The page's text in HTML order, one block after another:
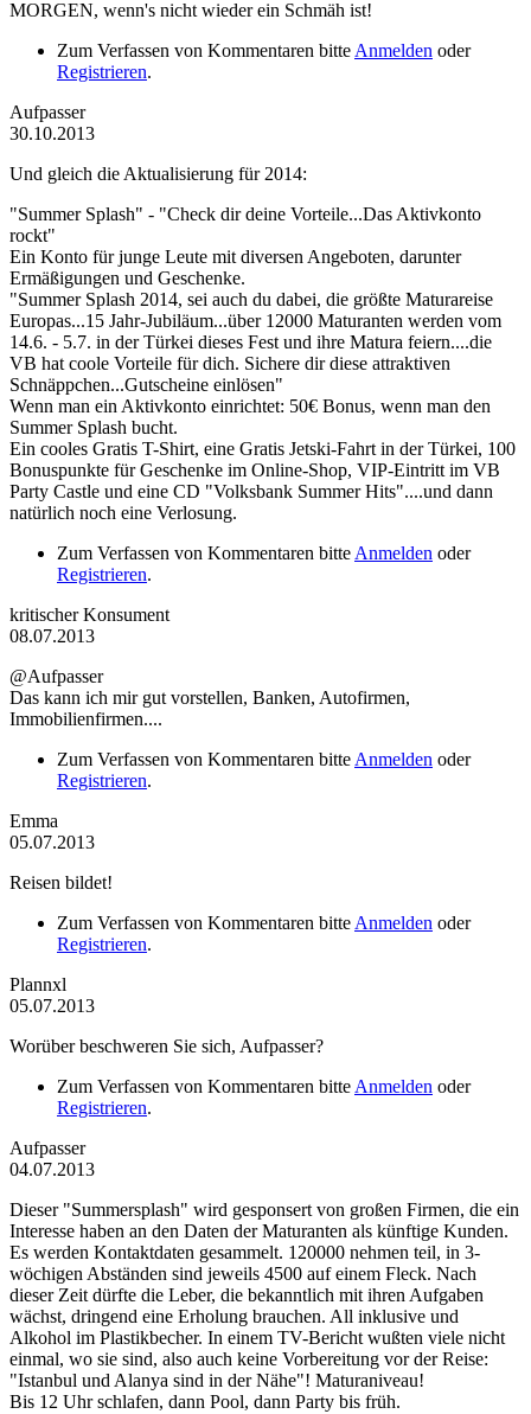
MORGEN, wenn's nicht wieder ein Schmäh ist!
Zum Verfassen von Kommentaren bitte Anmelden oder
Registrieren.
Aufpasser
30.10.2013
Und gleich die Aktualisierung für 2014:
"Summer Splash" - "Check dir deine Vorteile...Das Aktivkonto
rockt"
Ein Konto für junge Leute mit diversen Angeboten, darunter
Ermäßigungen und Geschenke.
"Summer Splash 2014, sei auch du dabei, die größte Maturareise
Europas...15 Jahr-Jubiläum...über 12000 Maturanten werden vom
14.6. - 5.7. in der Türkei dieses Fest und ihre Matura feiern....die
VB hat coole Vorteile für dich. Sichere dir diese attraktiven
Schnäppchen...Gutscheine einlösen"
Wenn man ein Aktivkonto einrichtet: 50€ Bonus, wenn man den
Summer Splash bucht.
Ein cooles Gratis T-Shirt, eine Gratis Jetski-Fahrt in der Türkei, 100
Bonuspunkte für Geschenke im Online-Shop, VIP-Eintritt im VB
Party Castle und eine CD "Volksbank Summer Hits"....und dann
natürlich noch eine Verlosung.
Zum Verfassen von Kommentaren bitte Anmelden oder
Registrieren.
kritischer Konsument
08.07.2013
@Aufpasser
Das kann ich mir gut vorstellen, Banken, Autofirmen,
Immobilienfirmen....
Zum Verfassen von Kommentaren bitte Anmelden oder
Registrieren.
Emma
05.07.2013
Reisen bildet!
Zum Verfassen von Kommentaren bitte Anmelden oder
Registrieren.
Plannxl
05.07.2013
Worüber beschweren Sie sich, Aufpasser?
Zum Verfassen von Kommentaren bitte Anmelden oder
Registrieren.
Aufpasser
04.07.2013
Dieser "Summersplash" wird gesponsert von großen Firmen, die ein
Interesse haben an den Daten der Maturanten als künftige Kunden.
Es werden Kontaktdaten gesammelt. 120000 nehmen teil, in 3-
wöchigen Abständen sind jeweils 4500 auf einem Fleck. Nach
dieser Zeit dürfte die Leber, die bekanntlich mit ihren Aufgaben
wächst, dringend eine Erholung brauchen. All inklusive und
Alkohol im Plastikbecher. In einem TV-Bericht wußten viele nicht
einmal, wo sie sind, also auch keine Vorbereitung vor der Reise:
"Istanbul und Alanya sind in der Nähe"! Maturaniveau!
Bis 12 Uhr schlafen, dann Pool, dann Party bis früh.